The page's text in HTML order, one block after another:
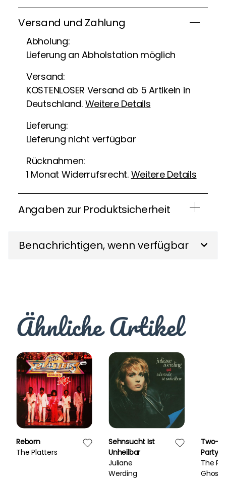
Versand und Zahlung
Abholung:
Lieferung an Abholstation möglich
Versand:
KOSTENLOSER Versand ab 5 Artikeln in
Deutschland. Weitere Details
Lieferung:
Lieferung nicht verfügbar
Rücknahmen:
1 Monat Widerrufsrecht. Weitere Details
Angaben zur Produktsicherheit
Benachrichtigen, wenn verfügbar
Ähnliche Artikel
Reborn
The Platters
Sehnsucht Ist
Unheilbar
Juliane
Werding
Two-
Party
The